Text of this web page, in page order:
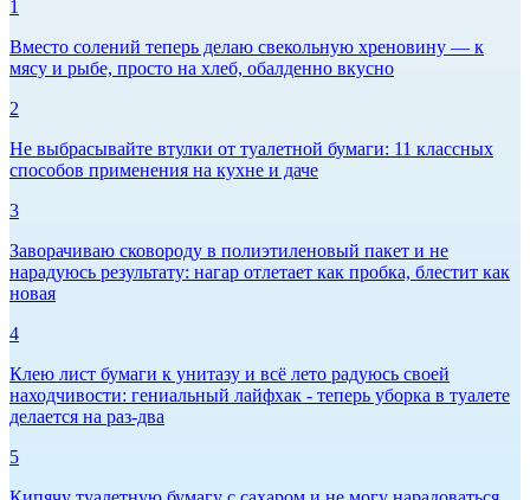
1
Вместо солений теперь делаю свекольную хреновину — к
мясу и рыбе, просто на хлеб, обалденно вкусно
2
Не выбрасывайте втулки от туалетной бумаги: 11 классных
способов применения на кухне и даче
3
Заворачиваю сковороду в полиэтиленовый пакет и не
нарадуюсь результату: нагар отлетает как пробка, блестит как
новая
4
Клею лист бумаги к унитазу и всё лето радуюсь своей
находчивости: гениальный лайфхак - теперь уборка в туалете
делается на раз-два
5